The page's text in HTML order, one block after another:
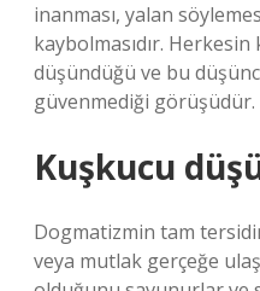
inanması, yalan
kaybolmasıdır.
düşündüğü ve bu
güvenmediği görüşüdür.
Kuşkucu
Dogmatizmin tam
veya mutlak gerçeğe